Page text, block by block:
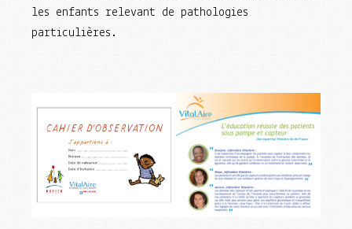
les enfants relevant de pathologies
particulières.